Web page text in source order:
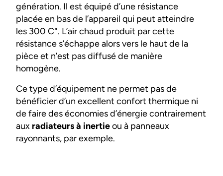
génération. Il est équipé d’une résistance
placée en bas de l’appareil qui peut atteindre
les 300 C°. L’air chaud produit par cette
résistance s’échappe alors vers le haut de la
pièce et n’est pas diffusé de manière
homogène.
Ce type d’équipement ne permet pas de
bénéficier d’un excellent confort thermique ni
de faire des économies d’énergie contrairement
aux radiateurs à inertieou à panneaux
rayonnants, par exemple.